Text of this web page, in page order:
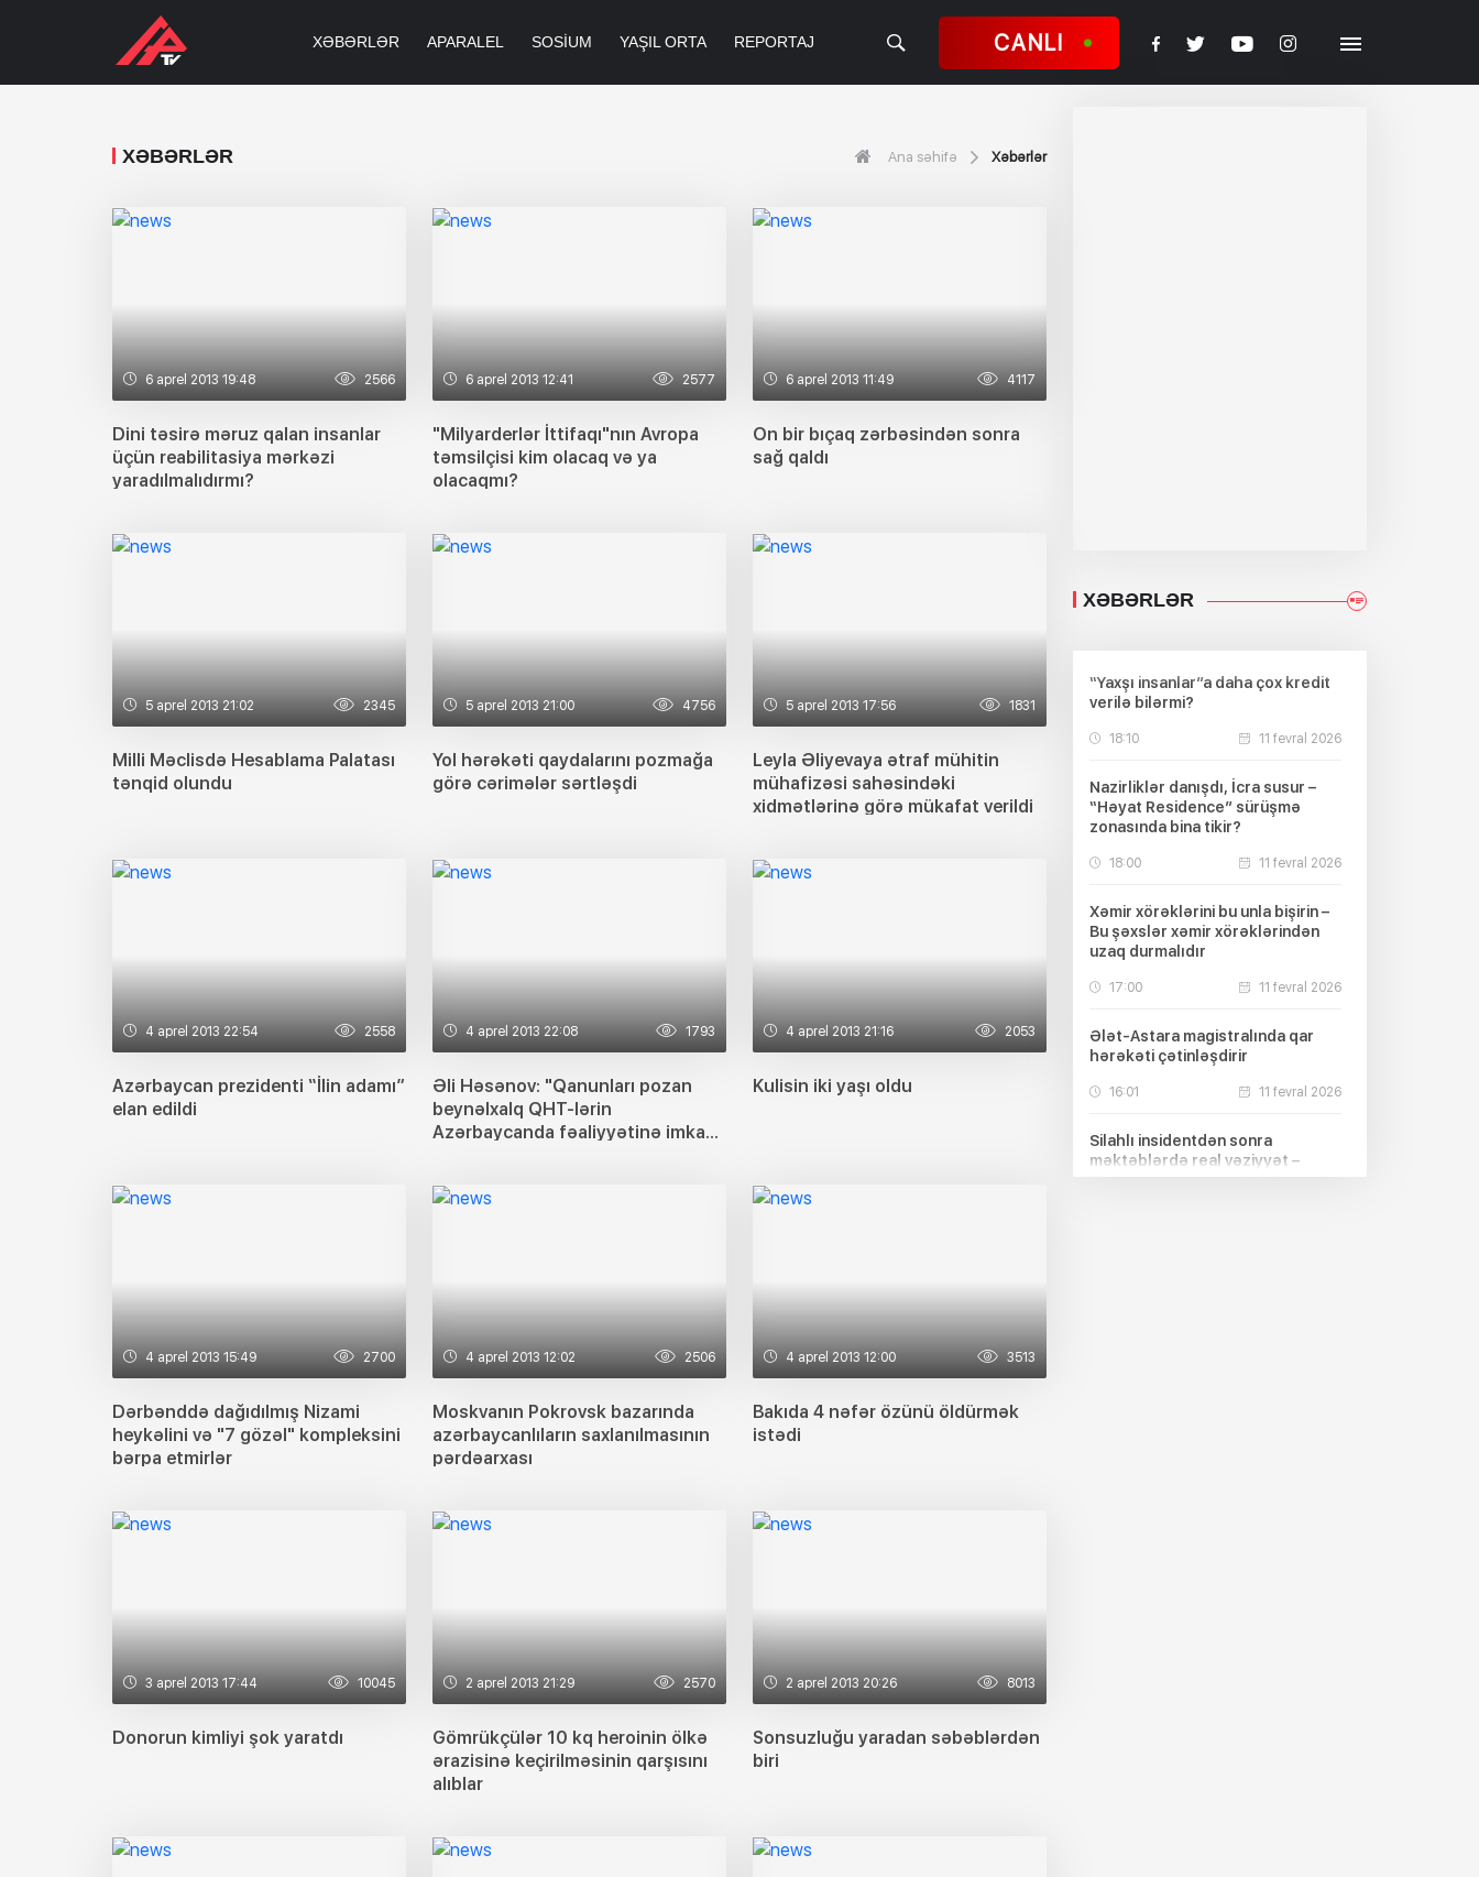
XƏBƏRLƏR APARALEL SOSIUM YAŞIL ORTA REPORTAJ CANLI
XƏBƏRLƏR Ana səhifə Xəbərlər
6 aprel 2013 19:48 2566
Dini təsirə məruz qalan insanlar
üçün reabilitasiya mərkəzi
yaradılmalıdırmı?
6 aprel 2013 12:41 2577
"Milyarderlər İttifaqı"nın Avropa
təmsilçisi kim olacaq və ya
olacaqmı?
6 aprel 2013 11:49 4117
On bir bıçaq zərbəsindən sonra
sağ qaldı
5 aprel 2013 21:02 2345
Milli Məclisdə Hesablama Palatası
tənqid olundu
5 aprel 2013 21:00 4756
Yol hərəkəti qaydalarını pozmağa
görə cərimələr sərtləşdi
5 aprel 2013 17:56 1831
Leyla Əliyevaya ətraf mühitin
mühafizəsi sahəsindəki
xidmətlərinə görə mükafat verildi
4 aprel 2013 22:54 2558
Azərbaycan prezidenti “İlin adamı”
elan edildi
4 aprel 2013 22:08 1793
Əli Həsənov: "Qanunları pozan
beynəlxalq QHT-lərin
Azərbaycanda fəaliyyətinə imkan
4 aprel 2013 21:16 2053
Kulisin iki yaşı oldu
4 aprel 2013 15:49 2700
Dərbənddə dağıdılmış Nizami
heykəlini və "7 gözəl" kompleksini
bərpa etmirlər
4 aprel 2013 12:02 2506
Moskvanın Pokrovsk bazarında
azərbaycanlıların saxlanılmasının
pərdəarxası
4 aprel 2013 12:00 3513
Bakıda 4 nəfər özünü öldürmək
istədi
3 aprel 2013 17:44 10045
Donorun kimliyi şok yaratdı
2 aprel 2013 21:29 2570
Gömrükçülər 10 kq heroinin ölkə
ərazisinə keçirilməsinin qarşısını
alıblar
2 aprel 2013 20:26 8013
Sonsuzluğu yaradan səbəblərdən
biri
XƏBƏRLƏR
“Yaxşı insanlar”a daha çox kredit
verilə bilərmi?
18:10 11 fevral 2026
Nazirliklər danışdı, İcra susur –
“Həyat Residence” sürüşmə
zonasında bina tikir?
18:00 11 fevral 2026
Xəmir xörəklərini bu unla bişirin –
Bu şəxslər xəmir xörəklərindən
uzaq durmalıdır
17:00 11 fevral 2026
Ələt-Astara magistralında qar
hərəkəti çətinləşdirir
16:01 11 fevral 2026
Silahlı insidentdən sonra
məktəblərdə real vəziyyət –